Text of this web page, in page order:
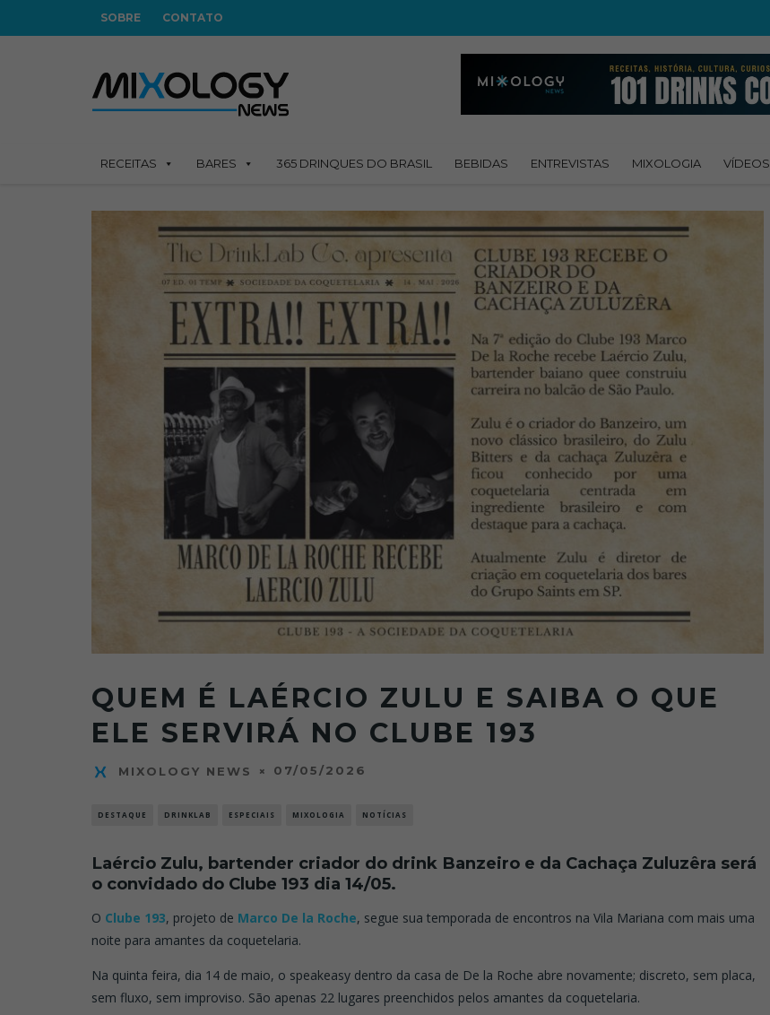
SOBRE CONTATO
RECEITAS BARES 365 DRINQUES DO BRASIL BEBIDAS ENTREVISTAS MIXOLOGIA VÍDEOS
QUEM É LAÉRCIO ZULU E SAIBA O QUE
ELE SERVIRÁ NO CLUBE 193
MIXOLOGY NEWS 07/05/2026
DESTAQUE DRINKLAB ESPECIAIS MIXOLOGIA NOTÍCIAS
Laércio Zulu, bartender criador do drink Banzeiro e da Cachaça Zuluzêra será
o convidado do Clube 193 dia 14/05.
O Clube 193, projeto de Marco De la Roche, segue sua temporada de encontros na Vila Mariana com mais uma
noite para amantes da coquetelaria.
Na quinta feira, dia 14 de maio, o speakeasy dentro da casa de De la Roche abre novamente; discreto, sem placa,
sem fluxo, sem improviso. São apenas 22 lugares preenchidos pelos amantes da coquetelaria.